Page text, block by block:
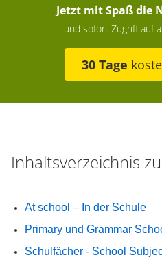
Jetzt mit Spaß die
und sofort Zugriff auf
30 Tage
Inhaltsverzeichnis
At school – In der Schule
Primary und Grammar
Schulfächer - School